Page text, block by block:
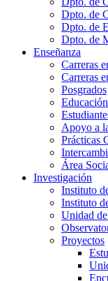
Dpto. de
Dpto. de
Dpto. de
Enseñanza
Carreras
Carreras
Posgrados
Apoyo a
Prácticas
Área
Investigación
Instituto
Instituto
Unidad
Proyectos